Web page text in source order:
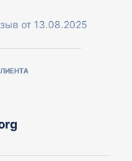
от 13.08.2025